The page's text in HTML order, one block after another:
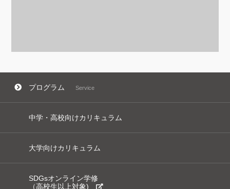
プログラム Service
中学・高校向けカリキュラム
大学向けカリキュラム
SDGsオンライン学修
（高校生以上対象)